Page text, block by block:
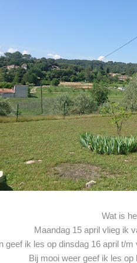
Wat is
Maandag 15 april vlieg ik
geef ik les op dinsdag 16 april t/
Bij mooi weer geef ik les